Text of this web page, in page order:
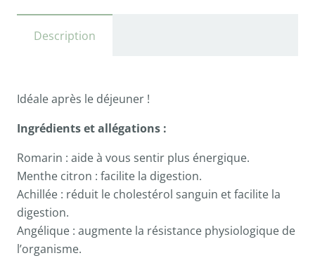
Pêchue
Description
Idéale après le déjeuner !
Ingrédients et allégations :
Romarin : aide à vous sentir plus énergique.
Menthe citron : facilite la digestion.
Achillée : réduit le cholestérol sanguin et facilite la
digestion.
Angélique : augmente la résistance physiologique de
l’organisme.